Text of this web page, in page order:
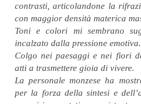
contrasti, articolandone la
con maggior densità materica
Toni e colori mi sembrano
incalzato dalla pressione emotiva.
Colgo nei paesaggi e nei fiori
atti a trasmettere gioia di vivere.
La personale monzese ha
per la forza della sintesi e